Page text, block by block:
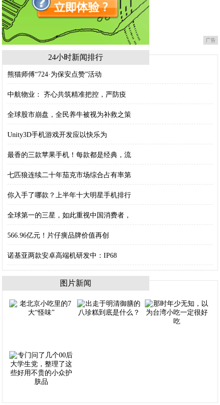
广告
24小时新闻排行
熊猫师傅“724·为保安点赞”活动
中航物业： 齐心共筑精准把控，严防疫
全球股市崩盘，全民养牛被视为补救之策
Unity3D手机游戏开发应以快乐为
最香的三款苹果手机！每款都是经典，流
七匹狼连续二十年茄克市场综合占有率第
你入手了哪款？上半年十大明星手机排行
全球第一的三星，如此重视中国消费者，
566.96亿元！片仔癀品牌价值再创
诺基亚两款安卓高端机研发中：IP68
图片新闻